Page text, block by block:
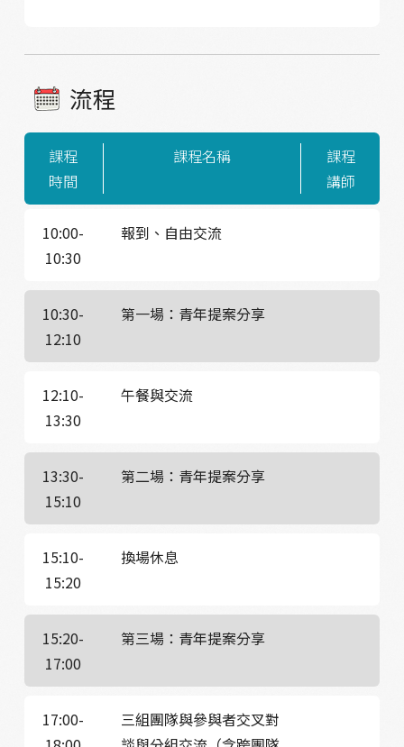
流程
課程
時間
課程名稱
課程
講師
10:00-
10:30
報到、自由交流
10:30-
12:10
第一場：青年提案分享
12:10-
13:30
午餐與交流
13:30-
15:10
第二場：青年提案分享
15:10-
15:20
換場休息
15:20-
17:00
第三場：青年提案分享
17:00-
三組團隊與參與者交叉對